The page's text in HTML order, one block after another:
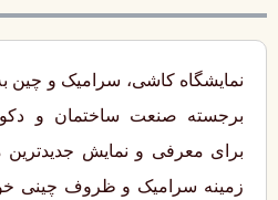
نمایشگاه کاشی، سرامیک و چین
برجسته صنعت ساختمان و
برای معرفی و نمایش جدیدترین
زمینه سرامیک و ظروف چینی